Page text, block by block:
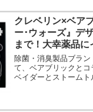
クレベリン×ベア
ー･ウォーズ』デ
まで！大幸薬品
除菌・消臭製品ブラ
て、ベアブリックとコ
ベイダーとストーム